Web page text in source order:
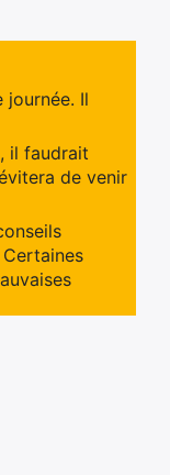
journée. Il
il faudrait
de venir